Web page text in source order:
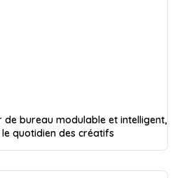
de bureau modulable et intelligent,
quotidien des créatifs